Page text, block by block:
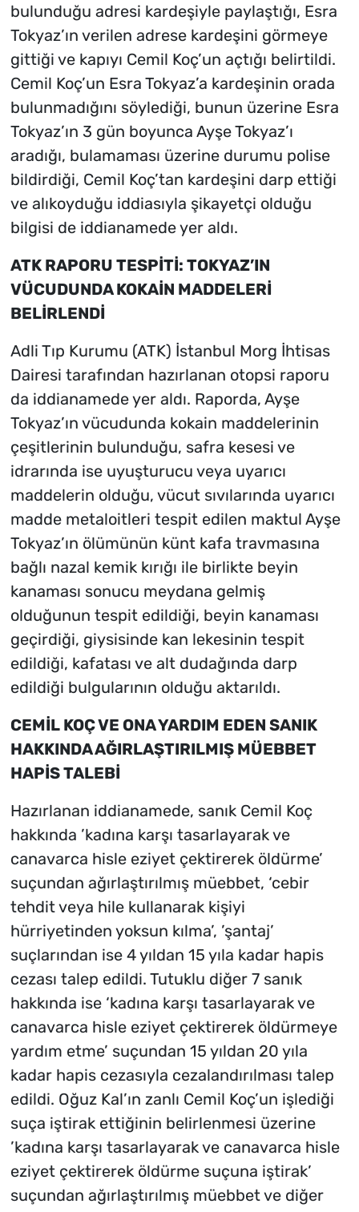
bulunduğu adresi kardeşiyle paylaştığı, Esra
Tokyaz’ın verilen adrese kardeşini görmeye
gittiği ve kapıyı Cemil Koç’un açtığı belirtildi.
Cemil Koç’un Esra Tokyaz’a kardeşinin orada
bulunmadığını söylediği, bunun üzerine Esra
Tokyaz’ın 3 gün boyunca Ayşe Tokyaz’ı
aradığı, bulamaması üzerine durumu polise
bildirdiği, Cemil Koç’tan kardeşini darp ettiği
ve alıkoyduğu iddiasıyla şikayetçi olduğu
bilgisi de iddianamede yer aldı.
ATK RAPORU TESPİTİ: TOKYAZ’IN
VÜCUDUNDA KOKAİN MADDELERİ
BELİRLENDİ
Adli Tıp Kurumu (ATK) İstanbul Morg İhtisas
Dairesi tarafından hazırlanan otopsi raporu
da iddianamede yer aldı. Raporda, Ayşe
Tokyaz’ın vücudunda kokain maddelerinin
çeşitlerinin bulunduğu, safra kesesi ve
idrarında ise uyuşturucu veya uyarıcı
maddelerin olduğu, vücut sıvılarında uyarıcı
madde metaloitleri tespit edilen maktul Ayşe
Tokyaz’ın ölümünün künt kafa travmasına
bağlı nazal kemik kırığı ile birlikte beyin
kanaması sonucu meydana gelmiş
olduğunun tespit edildiği, beyin kanaması
geçirdiği, giysisinde kan lekesinin tespit
edildiği, kafatası ve alt dudağında darp
edildiği bulgularının olduğu aktarıldı.
CEMİL KOÇ VE ONA YARDIM EDEN SANIK
HAKKINDA AĞIRLAŞTIRILMIŞ MÜEBBET
HAPİS TALEBİ
Hazırlanan iddianamede, sanık Cemil Koç
hakkında ’kadına karşı tasarlayarak ve
canavarca hisle eziyet çektirerek öldürme’
suçundan ağırlaştırılmış müebbet, ‘cebir
tehdit veya hile kullanarak kişiyi
hürriyetinden yoksun kılma’, ’şantaj’
suçlarından ise 4 yıldan 15 yıla kadar hapis
cezası talep edildi. Tutuklu diğer 7 sanık
hakkında ise ‘kadına karşı tasarlayarak ve
canavarca hisle eziyet çektirerek öldürmeye
yardım etme’ suçundan 15 yıldan 20 yıla
kadar hapis cezasıyla cezalandırılması talep
edildi. Oğuz Kal’ın zanlı Cemil Koç’un işlediği
suça iştirak ettiğinin belirlenmesi üzerine
’kadına karşı tasarlayarak ve canavarca hisle
eziyet çektirerek öldürme suçuna iştirak’
suçundan ağırlaştırılmış müebbet ve diğer